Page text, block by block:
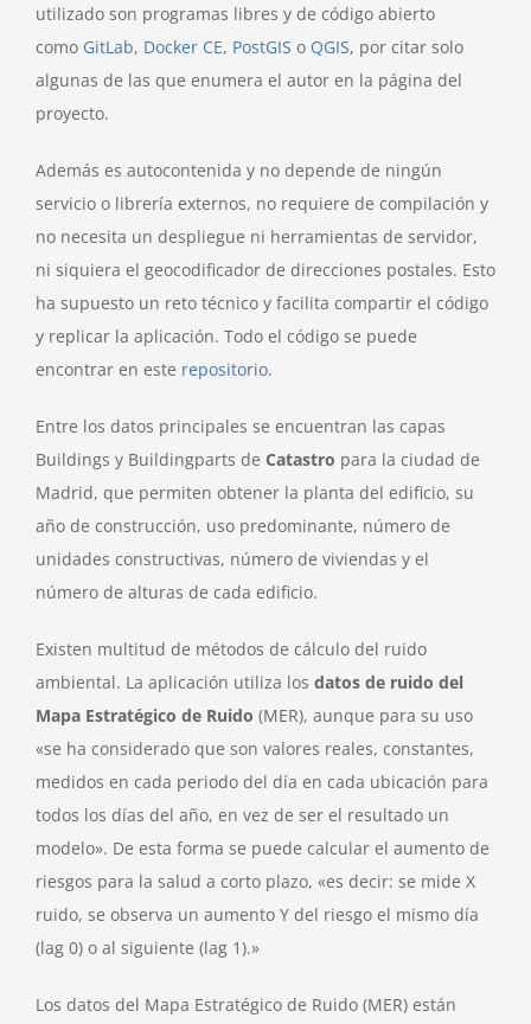
utilizado son programas libres y de código abierto
como GitLab, Docker CE, PostGIS o QGIS, por citar solo
algunas de las que enumera el autor en la página del
proyecto.
Además es autocontenida y no depende de ningún
servicio o librería externos, no requiere de compilación y
no necesita un despliegue ni herramientas de servidor,
ni siquiera el geocodificador de direcciones postales. Esto
ha supuesto un reto técnico y facilita compartir el código
y replicar la aplicación. Todo el código se puede
encontrar en este repositorio.
Entre los datos principales se encuentran las capas
Buildings y Buildingparts de Catastro para la ciudad de
Madrid, que permiten obtener la planta del edificio, su
año de construcción, uso predominante, número de
unidades constructivas, número de viviendas y el
número de alturas de cada edificio.
Existen multitud de métodos de cálculo del ruido
ambiental. La aplicación utiliza los datos de ruido del
Mapa Estratégico de Ruido (MER), aunque para su uso
«se ha considerado que son valores reales, constantes,
medidos en cada periodo del día en cada ubicación para
todos los días del año, en vez de ser el resultado un
modelo». De esta forma se puede calcular el aumento de
riesgos para la salud a corto plazo, «es decir: se mide X
ruido, se observa un aumento Y del riesgo el mismo día
(lag 0) o al siguiente (lag 1).»
Los datos del Mapa Estratégico de Ruido (MER) están